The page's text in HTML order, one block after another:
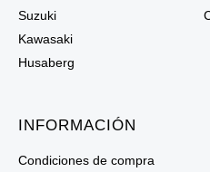
Suzuki
Kawasaki
Husaberg
INFORMACIÓN
Condiciones de compra